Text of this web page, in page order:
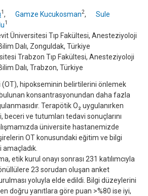
1 , Gamze Kucukosman2,
Sule
1
Üniversitesi Tıp Fakültesi, Anesteziyoloji
Dalı, Zonguldak, Türkiye
Trabzon Tıp Fakültesi, Anesteziyoloji
Dalı, Trabzon, Türkiye
hipokseminin belirtilerini önlemek
konsantrasyonundan daha fazla
Terapötik O₂ uygulanırken
beceri ve tutumları tedavi sonuçlarını
üniversite hastanemizde
OT konusundaki eğitim ve bilgi
etik kurul onayı sonrası 231 katılımcıyla
23 sorudan oluşan anket
yoluyla elde edildi. Bilgi düzeylerini
doğru yanıtlara göre puan >%80 ise iyi,